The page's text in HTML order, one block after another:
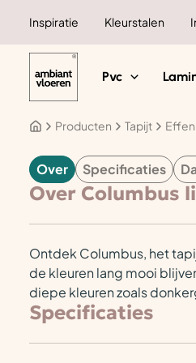
Inspiratie Kleurstalen
Pvc
Producten Tapijt
TAPIJT
Over Specificaties
Over Columbus
Ontdek Columbus, het
de kleuren lang mooi
diepe kleuren zoals
Specificaties